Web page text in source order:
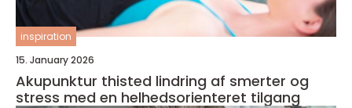
inspiration
15. January 2026
Akupunktur thisted lindring af smerter og
stress med en helhedsorienteret tilgang